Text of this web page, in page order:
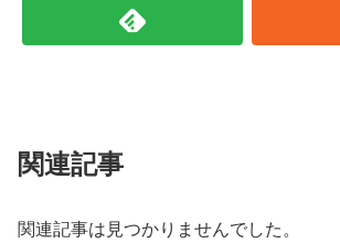
関連記事
関連記事は見つかりませんでした。